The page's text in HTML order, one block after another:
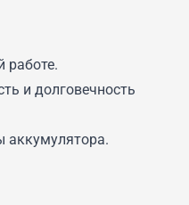
работе.
и долговечность
аккумулятора.